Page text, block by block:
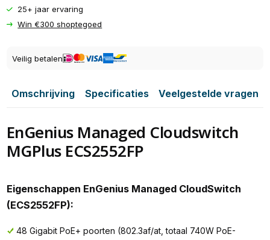
25+ jaar ervaring
Win €300 shoptegoed
Veilig betalen
Omschrijving Specificaties Veelgestelde vragen
EnGenius Managed Cloudswitch
MGPlus ECS2552FP
Eigenschappen EnGenius Managed CloudSwitch
(ECS2552FP):
48 Gigabit PoE+ poorten (802.3af/at, totaal 740W PoE-